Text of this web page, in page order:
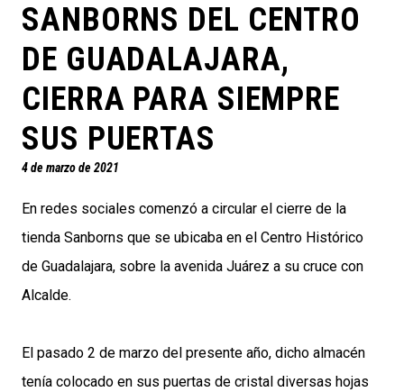
SANBORNS DEL CENTRO
DE GUADALAJARA,
CIERRA PARA SIEMPRE
SUS PUERTAS
4 de marzo de 2021
En redes sociales comenzó a circular el cierre de la
tienda Sanborns que se ubicaba en el Centro Histórico
de Guadalajara, sobre la avenida Juárez a su cruce con
Alcalde.
El pasado 2 de marzo del presente año, dicho almacén
tenía colocado en sus puertas de cristal diversas hojas